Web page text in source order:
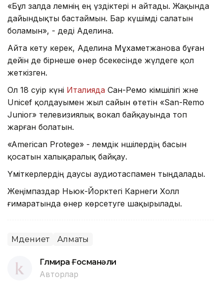
«Бұл залда әлемнің ең үздіктері ән айтады. Жақында
дайындықты бастаймын. Бар күшімді салатын
боламын», - деді Аделина.
Айта кету керек, Аделина Мұхаметжанова бұған
дейін де бірнеше өнер бәсекесінде жүлдеге қол
жеткізген.
Ол 18 сәуір күні Италияда Сан-Ремо әкімшілігі және
Unicef қолдауымен жыл сайын өтетін «San-Remo
Junior» телевизиялық вокал байқауында топ
жарған болатын.
«American Protege» - әлемдік әншілердің басын
қосатын халықаралық байқау.
Үміткерлердің даусы аудиотаспамен тыңдалады.
Жеңімпаздар Ньюк-Йорктегі Карнеги Холл
ғимаратында өнер көрсетуге шақырылады.
Мәдениет Алматы
Гүлмира Ғосманәли
Авторлар